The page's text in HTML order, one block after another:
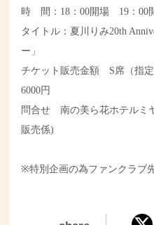
時 間： 18 ：00開場 19 ：00
タイトル：夏川りみ20th
ー」
チケット販売金額 S席（指定
6000円
問合せ 南の美ら花ホテル
販売係)
※特別企画の為ファンクラブ